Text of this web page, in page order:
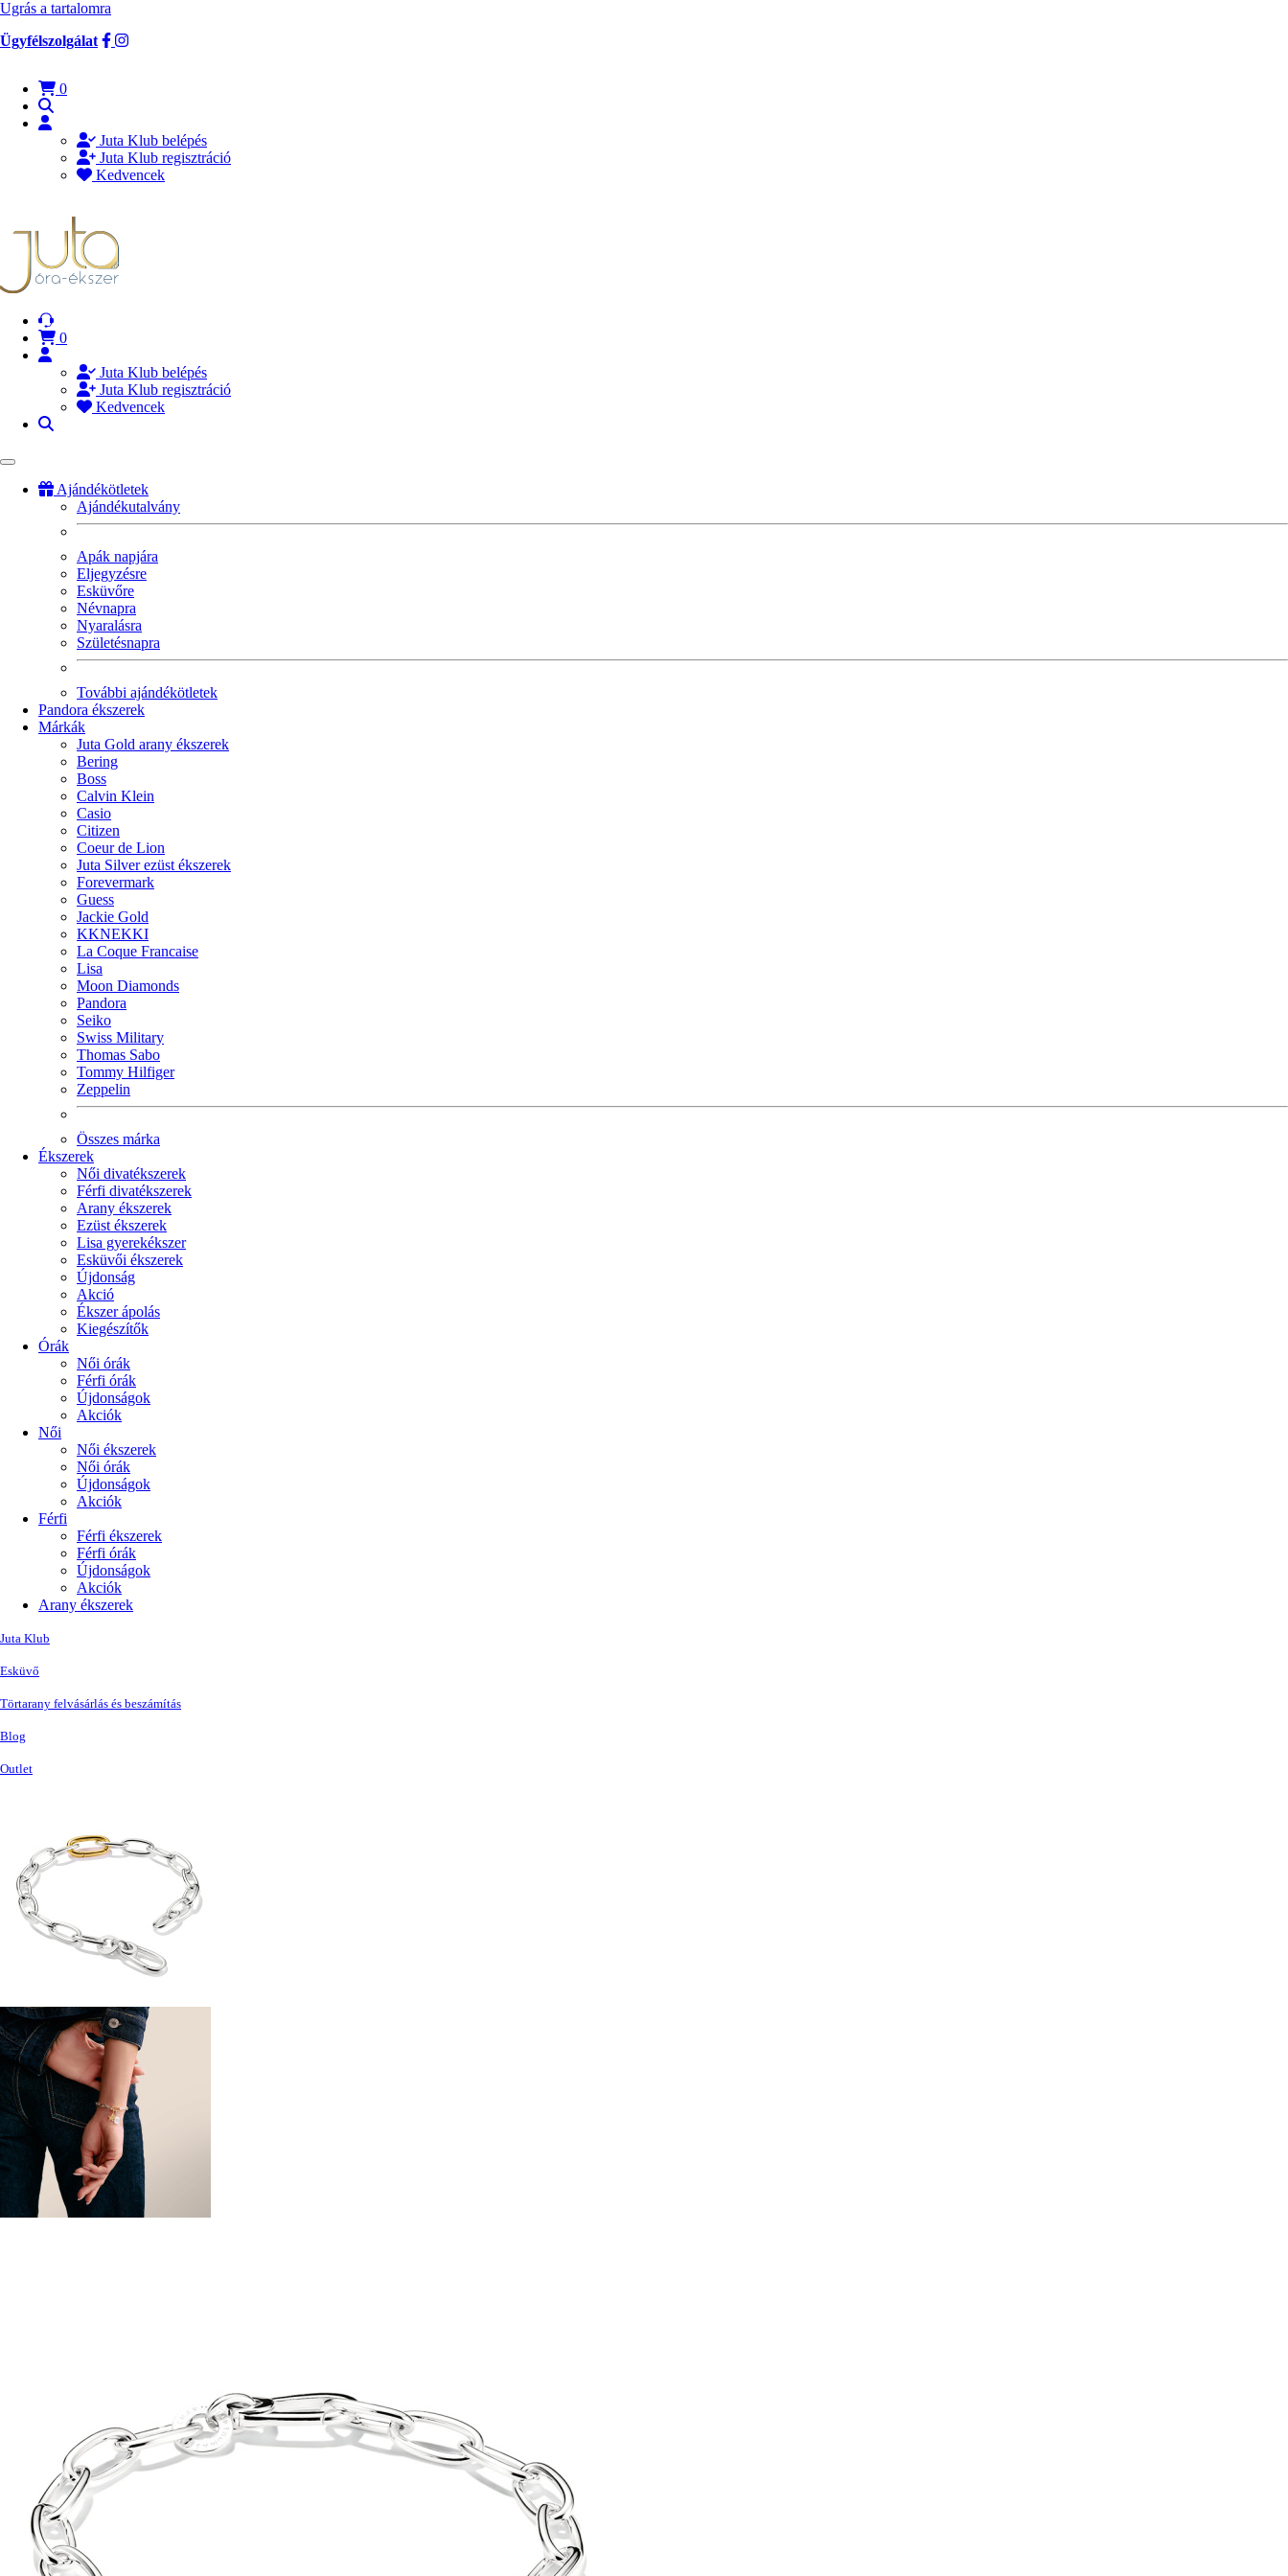
Ugrás a tartalomra
Ügyfélszolgálat
0
Juta Klub belépés
Juta Klub regisztráció
Kedvencek
0
Juta Klub belépés
Juta Klub regisztráció
Kedvencek
Ajándékötletek
Ajándékutalvány
Apák napjára
Eljegyzésre
Esküvőre
Névnapra
Nyaralásra
Születésnapra
További ajándékötletek
Pandora ékszerek
Márkák
Juta Gold arany ékszerek
Bering
Boss
Calvin Klein
Casio
Citizen
Coeur de Lion
Juta Silver ezüst ékszerek
Forevermark
Guess
Jackie Gold
KKNEKKI
La Coque Francaise
Lisa
Moon Diamonds
Pandora
Seiko
Swiss Military
Thomas Sabo
Tommy Hilfiger
Zeppelin
Összes márka
Ékszerek
Női divatékszerek
Férfi divatékszerek
Arany ékszerek
Ezüst ékszerek
Lisa gyerekékszer
Esküvői ékszerek
Újdonság
Akció
Ékszer ápolás
Kiegészítők
Órák
Női órák
Férfi órák
Újdonságok
Akciók
Női
Női ékszerek
Női órák
Újdonságok
Akciók
Férfi
Férfi ékszerek
Férfi órák
Újdonságok
Akciók
Arany ékszerek
Juta Klub
Esküvő
Törtarany felvásárlás és beszámítás
Blog
Outlet